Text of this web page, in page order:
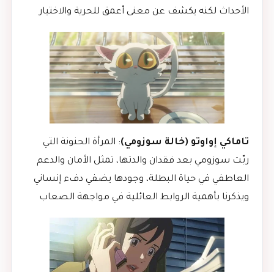
الأحداث لكنه يكشف عن معنى أعمق للحرية والاختيار
تاماكي إواوتو (خالة سوزومي): المرأة الحنونة التي
ربّت سوزومي بعد فقدان والدتها، تمثل الأمان والدعم
العاطفي في حياة البطلة، وجودها يضفي دفء إنساني
ويذكرنا بأهمية الروابط العائلية في مواجهة الصعاب